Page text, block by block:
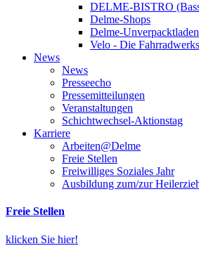
DELME-BISTRO
Delme-Shops
Delme-Unverpacktladen
Velo - Die
News
News
Presseecho
Pressemitteilungen
Veranstaltungen
Schichtwechsel-Aktionstag
Karriere
Arbeiten@Delme
Freie Stellen
Freiwilliges Soziales Jahr
Ausbildung zum/zur
Freie Stellen
klicken Sie hier!